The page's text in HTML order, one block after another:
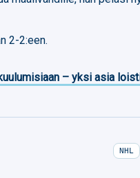
2-2:een.
– yksi asia
NHL